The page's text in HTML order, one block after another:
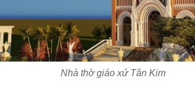
Nhà thờ giáo xứ Tân Kim